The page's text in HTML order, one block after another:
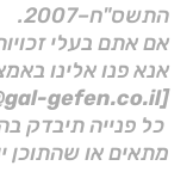
התשס"ח–2007.
אם אתם בעלי
אנא פנו אלינו
[Manager@gal-gefen.co.il]
כל פנייה תיבדק
מתאים או שהתוכן